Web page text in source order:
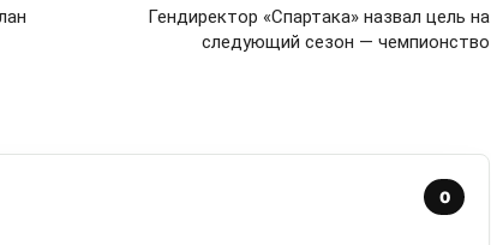
Гендиректор «Спартака» назвал цель на
следующий сезон — чемпионство
0